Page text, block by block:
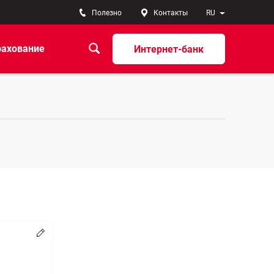
RU
Полезно Контакты
Интернет-банк
Change